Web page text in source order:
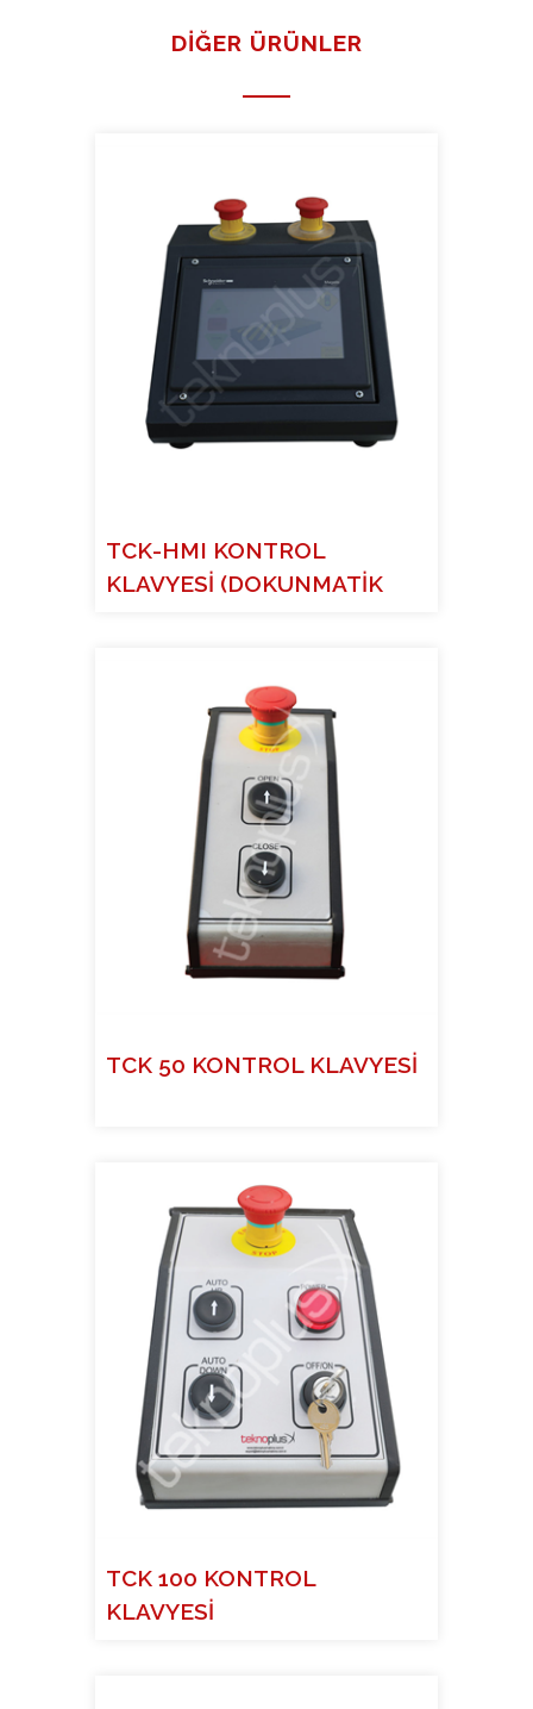
DIĞER ÜRÜNLER
TCK-HMI KONTROL
KLAVYESİ (DOKUNMATİK
TCK 50 KONTROL KLAVYESİ
TCK 100 KONTROL
KLAVYESİ